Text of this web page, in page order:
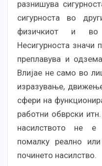
разнишува
сигурноста во
физичкиот и во
Несигурноста значи
преплавува и
Влијае не само во
изразување,
сфери на
работни обврски
насилството не
помалку реално
починето насилство.